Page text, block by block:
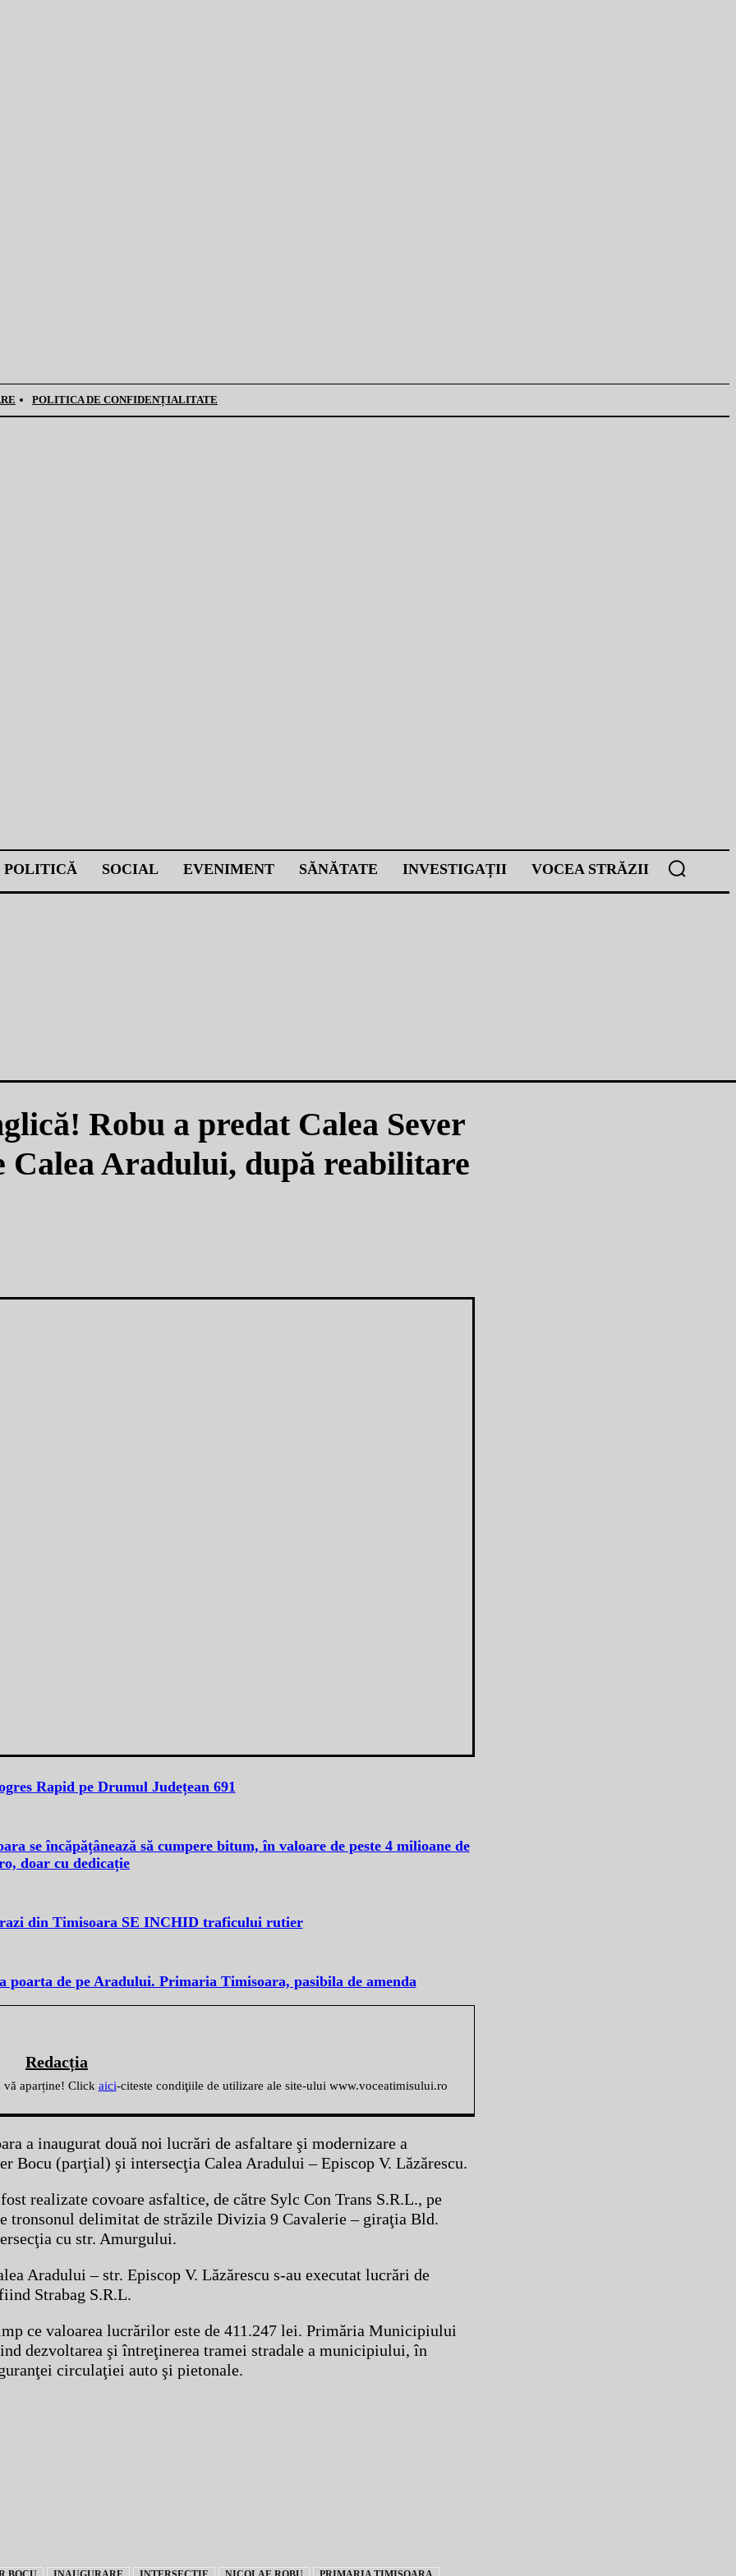
POLITICA DE CONFIDENȚIALITATE
POLITICĂ SOCIAL EVENIMENT SĂNĂTATE INVESTIGAȚII VOCEA STRĂZII
Robu a predat Calea Sever
Calea Aradului, după reabilitare
Rapid pe Drumul Județean 691
se încăpățânează să cumpere bitum, în valoare de peste 4 milioane de
doar cu dedicație
din Timisoara SE INCHID traficului rutier
de pe Aradului. Primaria Timisoara, pasibila de amenda
Redacția
vă aparține! Click aici-citeste condiţiile de utilizare ale site-ului www.voceatimisului.ro
a inaugurat două noi lucrări de asfaltare şi modernizare a
Bocu (parţial) şi intersecţia Calea Aradului – Episcop V. Lăzărescu.
realizate covoare asfaltice, de către Sylc Con Trans S.R.L., pe
tronsonul delimitat de străzile Divizia 9 Cavalerie – giraţia Bld.
cu str. Amurgului.
Aradului – str. Episcop V. Lăzărescu s-au executat lucrări de
Strabag S.R.L.
ce valoarea lucrărilor este de 411.247 lei. Primăria Municipiului
dezvoltarea şi întreţinerea tramei stradale a municipiului, în
circulaţiei auto şi pietonale.